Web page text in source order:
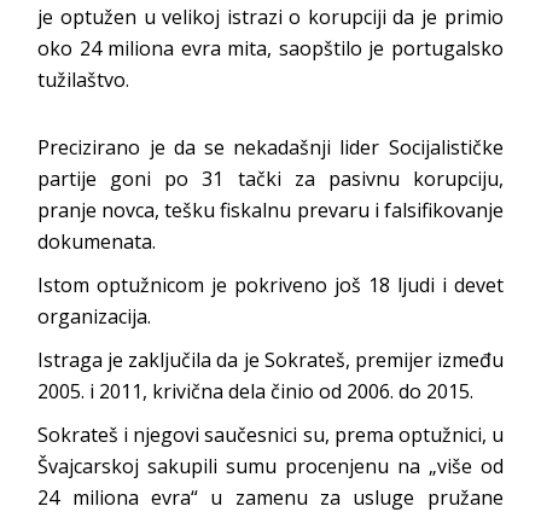
je optužen u velikoj istrazi o korupciji da je primio
oko 24 miliona evra mita, saopštilo je portugalsko
tužilaštvo.
Precizirano je da se nekadašnji lider Socijalističke
partije goni po 31 tački za pasivnu korupciju,
pranje novca, tešku fiskalnu prevaru i falsifikovanje
dokumenata.
Istom optužnicom je pokriveno još 18 ljudi i devet
organizacija.
Istraga je zaključila da je Sokrateš, premijer između
2005. i 2011, krivična dela činio od 2006. do 2015.
Sokrateš i njegovi saučesnici su, prema optužnici, u
Švajcarskoj sakupili sumu procenjenu na „više od
24 miliona evra“ u zamenu za usluge pružane